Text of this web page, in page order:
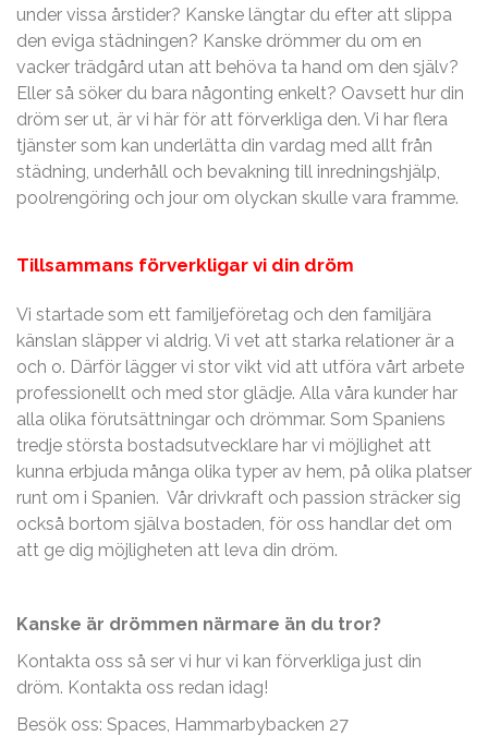
under vissa årstider? Kanske längtar du efter att slippa
den eviga städningen? Kanske drömmer du om en
vacker trädgård utan att behöva ta hand om den själv?
Eller så söker du bara någonting enkelt? Oavsett hur din
dröm ser ut, är vi här för att förverkliga den. Vi har flera
tjänster som kan underlätta din vardag med allt från
städning, underhåll och bevakning till inredningshjälp,
poolrengöring och jour om olyckan skulle vara framme.
Tillsammans förverkligar vi din dröm
Vi startade som ett familjeföretag och den familjära
känslan släpper vi aldrig. Vi vet att starka relationer är a
och o. Därför lägger vi stor vikt vid att utföra vårt arbete
professionellt och med stor glädje. Alla våra kunder har
alla olika förutsättningar och drömmar. Som Spaniens
tredje största bostadsutvecklare har vi möjlighet att
kunna erbjuda många olika typer av hem, på olika platser
runt om i Spanien. Vår drivkraft och passion sträcker sig
också bortom själva bostaden, för oss handlar det om
att ge dig möjligheten att leva din dröm.
Kanske är drömmen närmare än du tror?
Kontakta oss så ser vi hur vi kan förverkliga just din
dröm. Kontakta oss redan idag!
Besök oss: Spaces, Hammarbybacken 27